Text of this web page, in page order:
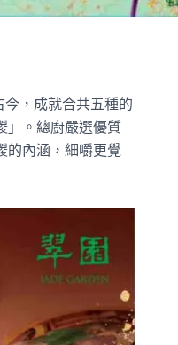
，成就合共五種的
」。總廚嚴選優質
的內涵，細嚼更覺